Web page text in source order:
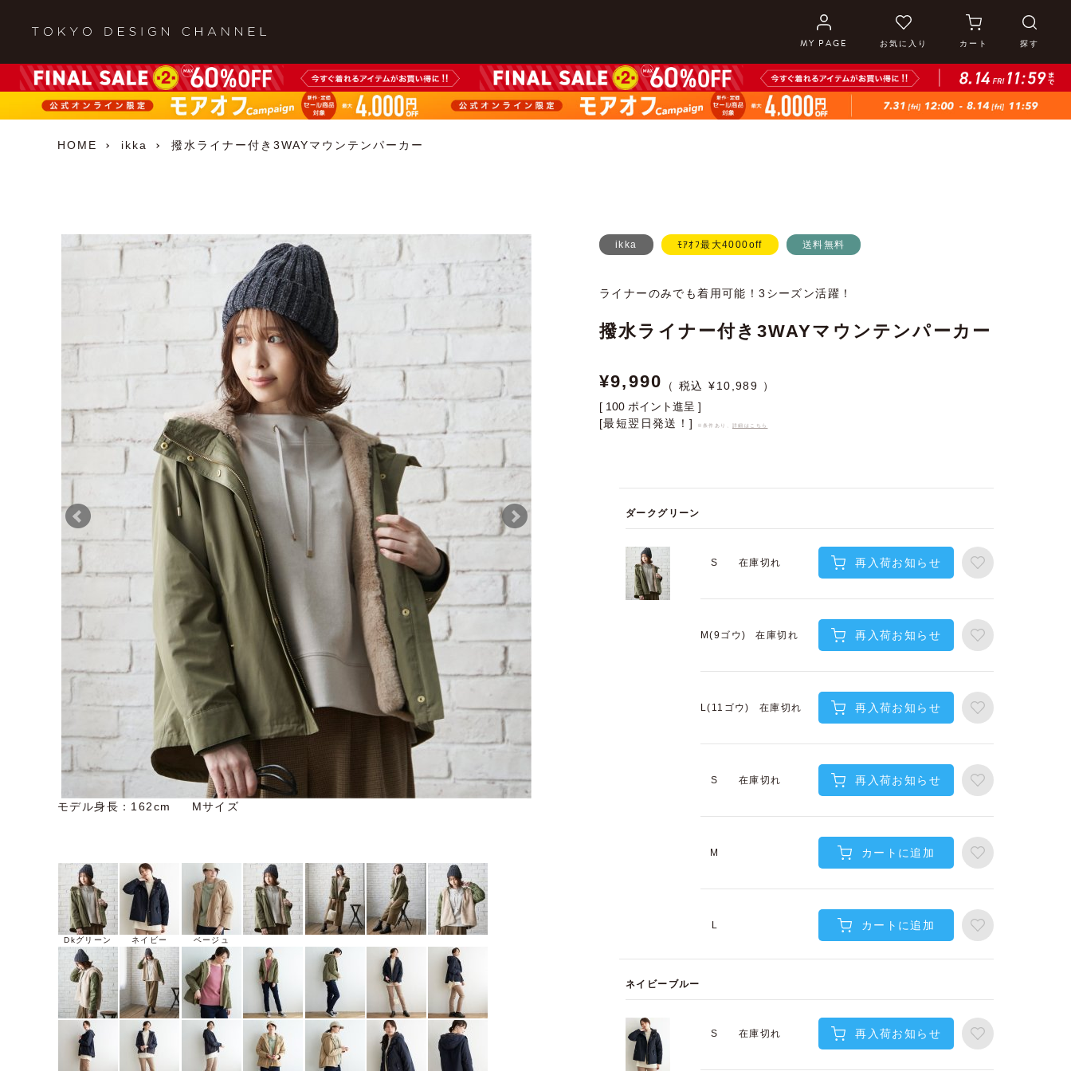
MY PAGE お気に入り カート 探す
HOME ikka 撥水ライナー付き3WAYマウンテンパーカー
モデル身長：162cm Mサイズ
Dkグリーン ネイビー ベージュ
ikka ﾓｱｵﾌ最大4000off 送料無料
ライナーのみでも着用可能！3シーズン活躍！
撥水ライナー付き3WAYマウンテンパーカー
¥9,990 ¥10,989
[ 100 ポイント進呈 ]
[最短翌日発送！]
※条件あり、 詳細はこちら
ダークグリーン
S 在庫切れ 再入荷お知らせ
M(9ゴウ) 在庫切れ 再入荷お知らせ
L(11ゴウ) 在庫切れ 再入荷お知らせ
S 在庫切れ 再入荷お知らせ
M カートに追加
L カートに追加
ネイビーブルー
S 在庫切れ 再入荷お知らせ